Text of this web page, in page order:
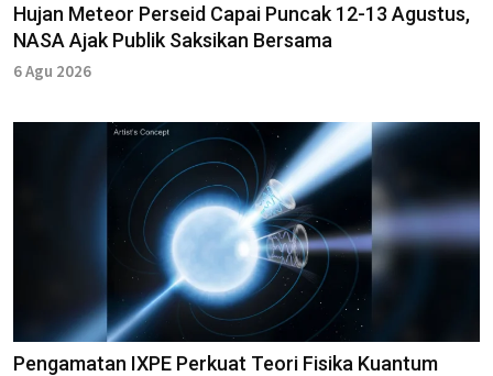
Hujan Meteor Perseid Capai Puncak 12-13 Agustus,
NASA Ajak Publik Saksikan Bersama
6 Agu 2026
Pengamatan IXPE Perkuat Teori Fisika Kuantum